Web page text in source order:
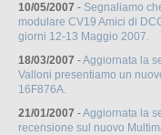
10/05/2007 - Segnaliamo
modulare CV19 Amici di
giorni 12-13 Maggio 2007.
18/03/2007 -Aggiornata la
Valloni presentiamo un
16F876A.
21/01/2007 -Aggiornata la
recensione sul nuovo